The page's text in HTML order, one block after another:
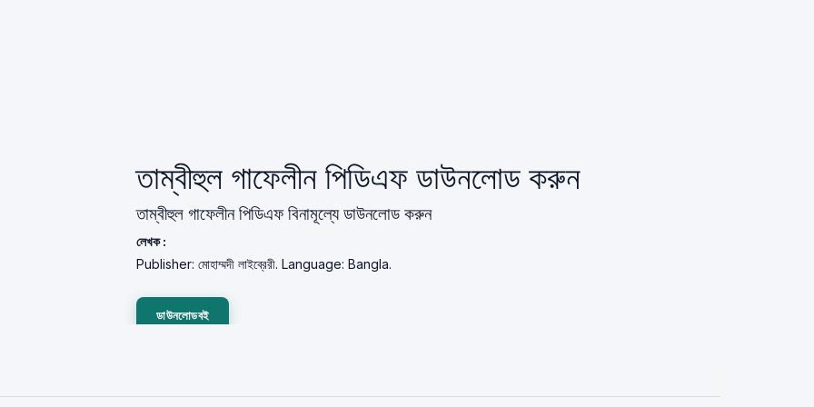
তাম্বীহুল গাফেলীন পিডিএফ ডাউনলোড করুন
তাম্বীহুল গাফেলীন পিডিএফ বিনামূল্যে ডাউনলোড করুন
লেখক :
Publisher: মোহাম্মদী লাইব্রেরী. Language: Bangla.
ডাউনলোডবই